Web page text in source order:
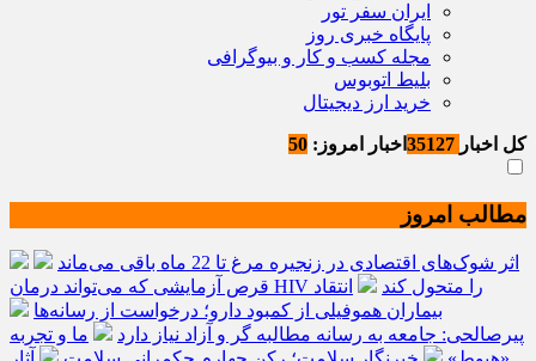
ایران سفر تور
پایگاه خبری روز
مجله کسب و کار و بیوگرافی
بلیط اتوبوس
خرید ارز دیجیتال
کل اخبار اخبار امروز: 50
مطالب امروز
اثر شوک‌های اقتصادی در زنجیره مرغ تا 22 ماه باقی می‌ماند
قرص آزمایشی که می‌تواند درمان HIV را متحول کند
انتقاد
بیماران هموفیلی از کمبود دارو؛ درخواست از رسانه‌ها
پیرصالحی: جامعه به رسانه مطالبه گر و آزاد نیاز دارد
ما و تجربه